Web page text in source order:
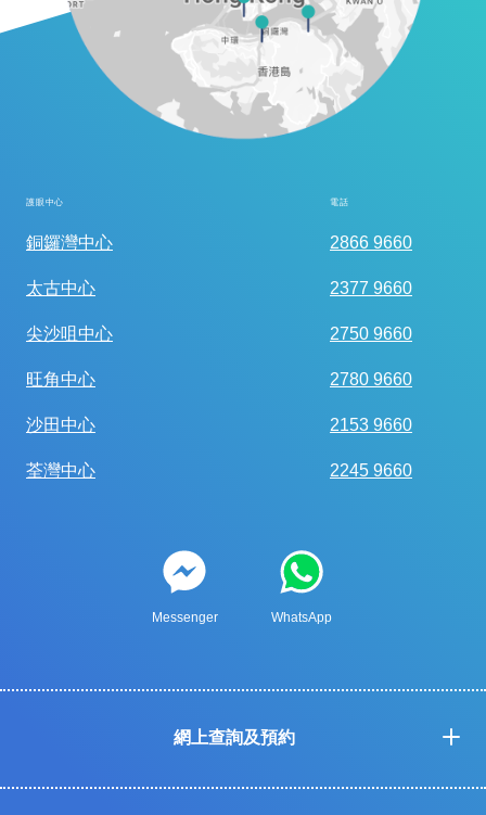
護眼中心 電話
銅鑼灣中心 2866 9660
太古中心 2377 9660
尖沙咀中心 2750 9660
旺角中心 2780 9660
沙田中心 2153 9660
荃灣中心 2245 9660
Messenger WhatsApp
網上查詢及預約